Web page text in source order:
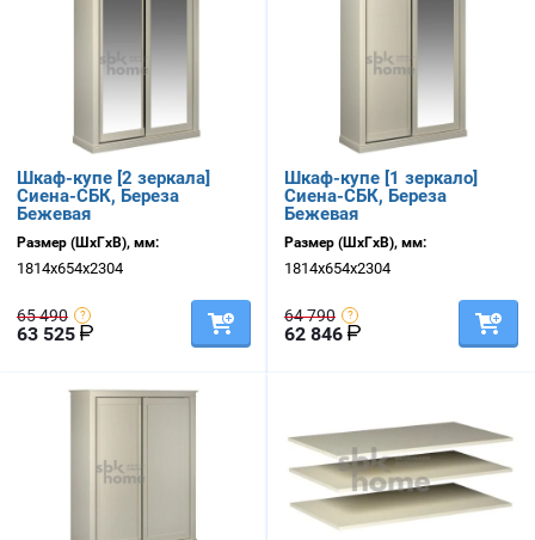
Шкаф-купе [2 зеркала]
Сиена-СБК, Береза
Бежевая
Размер (ШхГхВ), мм:
1814х654х2304
65 490
63 525
Шкаф-купе [1 зеркало]
Сиена-СБК, Береза
Бежевая
Размер (ШхГхВ), мм:
1814х654х2304
64 790
62 846